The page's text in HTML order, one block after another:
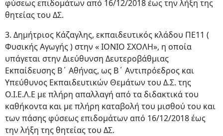
φύσεως επιδομάτων από 16/12/2018 έως την λήξη της
θητείας του ΔΣ.
3. Δημήτριος Κάζαγλης, εκπαιδευτικός κλάδου ΠΕ11 (
Φυσικής Αγωγής ) στην « ΙΟΝΙΟ ΣΧΟΛΗ», η οποία
υπάγεται στην Διεύθυνση Δευτεροβάθμιας
Εκπαίδευσης Β΄ Αθήνας, ως Β΄ Αντιπρόεδρος και
Υπεύθυνος Εκπαιδευτικών Θεμάτων του Δ.Σ. της
Ο.Ι.Ε.Λ.Ε με πλήρη απαλλαγή από τα διδακτικά του
καθήκοντα και με πλήρη καταβολή του μισθού του και
των πάσης φύσεως επιδομάτων από 16/12/2018 έως
την λήξη της θητείας του ΔΣ.